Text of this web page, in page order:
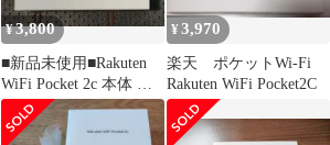
¥3,800
■新品未使用■Rakuten
WiFi Pocket 2c 本体 ブ
ラック
¥3,970
楽天 ポケットWi-Fi
Rakuten WiFi Pocket2C